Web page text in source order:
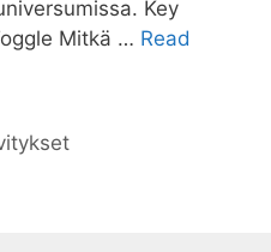
Key
Mitkä … Read